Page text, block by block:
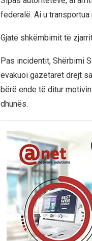
federalë. Ai u
Gjatë shkëmbimit të
Pas incidentit, Shërbimi
evakuoi gazetarët drejt
bërë ende të ditur
dhunës.